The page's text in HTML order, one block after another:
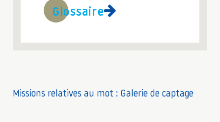
Glossaire
Missions relatives au mot : Galerie de captage